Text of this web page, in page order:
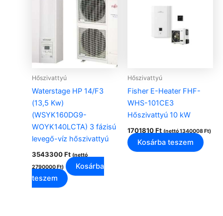
Hőszivattyú
Waterstage HP 14/F3
(13,5 Kw)
(WSYK160DG9-
WOYK140LCTA) 3 fázisú
levegő-víz hőszivattyú
3543300Ft (nettó
2790000Ft)
Kosárba
teszem
Hőszivattyú
Fisher E-Heater FHF-
WHS-101CE3
Hőszivattyú 10 kW
1701810Ft (nettó1340008Ft)
Kosárba teszem